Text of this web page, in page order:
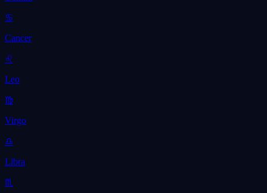
♋
Cancer
♌
Leo
♍
Virgo
♎
Libra
♏